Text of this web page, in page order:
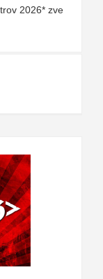
2026* zve